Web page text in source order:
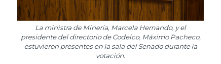
La ministra de Minería, Marcela Hernando, y el
presidente del directorio de Codelco, Máximo Pacheco,
estuvieron presentes en la sala del Senado durante la
votación.